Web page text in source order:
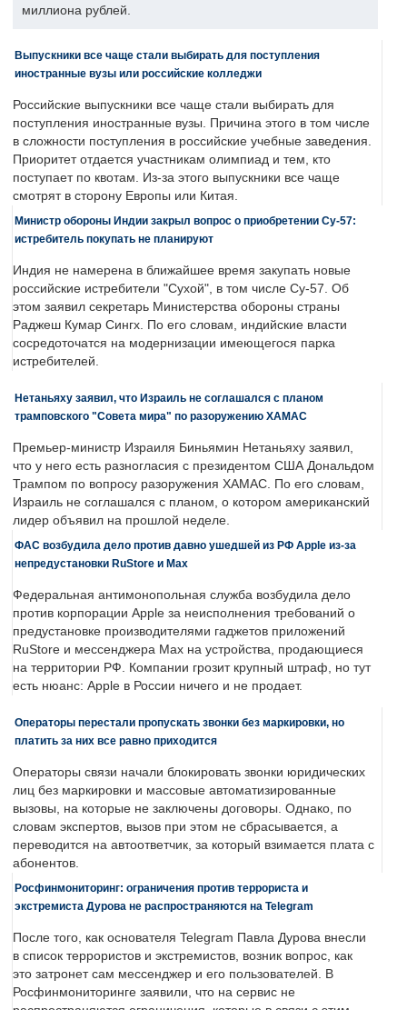
миллиона рублей.
Выпускники все чаще стали выбирать для поступления
иностранные вузы или российские колледжи
Российские выпускники все чаще стали выбирать для
поступления иностранные вузы. Причина этого в том числе
в сложности поступления в российские учебные заведения.
Приоритет отдается участникам олимпиад и тем, кто
поступает по квотам. Из-за этого выпускники все чаще
смотрят в сторону Европы или Китая.
Министр обороны Индии закрыл вопрос о приобретении Су-57:
истребитель покупать не планируют
Индия не намерена в ближайшее время закупать новые
российские истребители "Сухой", в том числе Су-57. Об
этом заявил секретарь Министерства обороны страны
Раджеш Кумар Сингх. По его словам, индийские власти
сосредоточатся на модернизации имеющегося парка
истребителей.
Нетаньяху заявил, что Израиль не соглашался с планом
трамповского "Совета мира" по разоружению ХАМАС
Премьер-министр Израиля Биньямин Нетаньяху заявил,
что у него есть разногласия с президентом США Дональдом
Трампом по вопросу разоружения ХАМАС. По его словам,
Израиль не соглашался с планом, о котором американский
лидер объявил на прошлой неделе.
ФАС возбудила дело против давно ушедшей из РФ Apple из-за
непредустановки RuStore и Max
Федеральная антимонопольная служба возбудила дело
против корпорации Apple за неисполнения требований о
предустановке производителями гаджетов приложений
RuStore и мессенджера Max на устройства, продающиеся
на территории РФ. Компании грозит крупный штраф, но тут
есть нюанс: Apple в России ничего и не продает.
Операторы перестали пропускать звонки без маркировки, но
платить за них все равно приходится
Операторы связи начали блокировать звонки юридических
лиц без маркировки и массовые автоматизированные
вызовы, на которые не заключены договоры. Однако, по
словам экспертов, вызов при этом не сбрасывается, а
переводится на автоответчик, за который взимается плата с
абонентов.
Росфинмониторинг: ограничения против террориста и
экстремиста Дурова не распространяются на Telegram
После того, как основателя Telegram Павла Дурова внесли
в список террористов и экстремистов, возник вопрос, как
это затронет сам мессенджер и его пользователей. В
Росфинмониторинге заявили, что на сервис не